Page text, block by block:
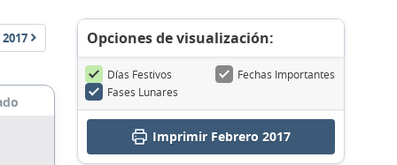
2017 Opciones de visualización:
Días Festivos
Fechas Importantes
Fases Lunares
Imprimir Febrero 2017